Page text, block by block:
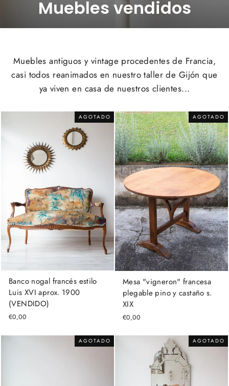
Muebles vendidos
Muebles antiguos y vintage procedentes de Francia,
casi todos reanimados en nuestro taller de Gijón que
ya viven en casa de nuestros clientes...
AGOTADO
Banco nogal francés estilo
Luis XVI aprox. 1900
(VENDIDO)
€0,00
AGOTADO
Mesa "vigneron" francesa
plegable pino y castaño s.
XIX
€0,00
AGOTADO AGOTADO